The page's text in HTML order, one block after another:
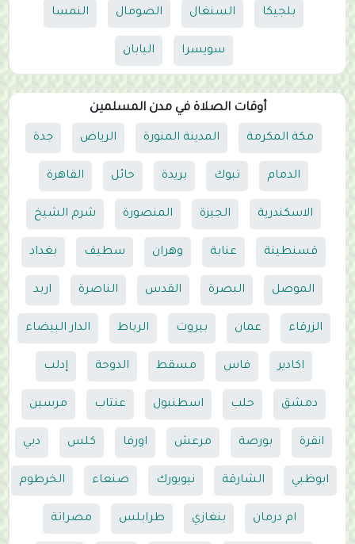
بلجيكا السنغال الصومال النمسا
سويسرا اليابان
أوقات الصلاة في مدن المسلمين
مكة المكرمة المدينة المنورة الرياض جدة
الدمام تبوك بريدة حائل القاهرة
الاسكندرية الجيزة المنصورة شرم الشيخ
قسنطينة عنابة وهران سطيف بغداد
الموصل البصرة القدس الناصرة اربد
الزرقاء عمان بيروت الرباط الدار البيضاء
اكادير فاس مسقط الدوحة إدلب
دمشق حلب اسطنبول عنتاب مرسين
انقرة بورصة مرعش اورفا كلس دبي
ابوظبي الشارقة نيويورك صنعاء الخرطوم
ام درمان بنغازي طرابلس مصراتة